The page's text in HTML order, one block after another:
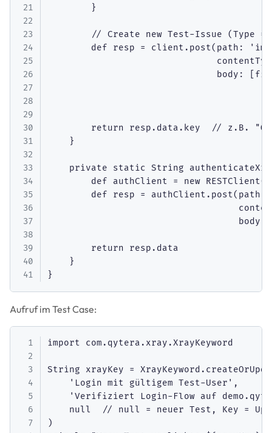
        }
// Create new Test-Issue (Type =
def resp = client.post(path:
body:
return resp.data.key  // z.B.
    }
private static String
def authClient = new
def resp = authClient.post(path:
        return resp.data
    }
Aufruf im Test Case:
import com.qytera.xray.XrayKeyword
String xrayKey =
    'Login mit gültigem Test-User',
'Verifiziert Login-Flow auf
null  // null = neuer Test, Key =
)